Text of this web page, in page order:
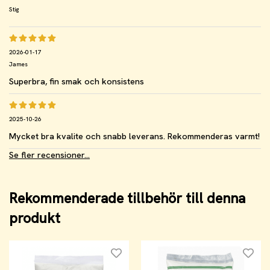
Stig
2026-01-17
James
Superbra, fin smak och konsistens
2025-10-26
Mycket bra kvalite och snabb leverans. Rekommenderas varmt!
Se fler recensioner...
Rekommenderade tillbehör till denna
produkt